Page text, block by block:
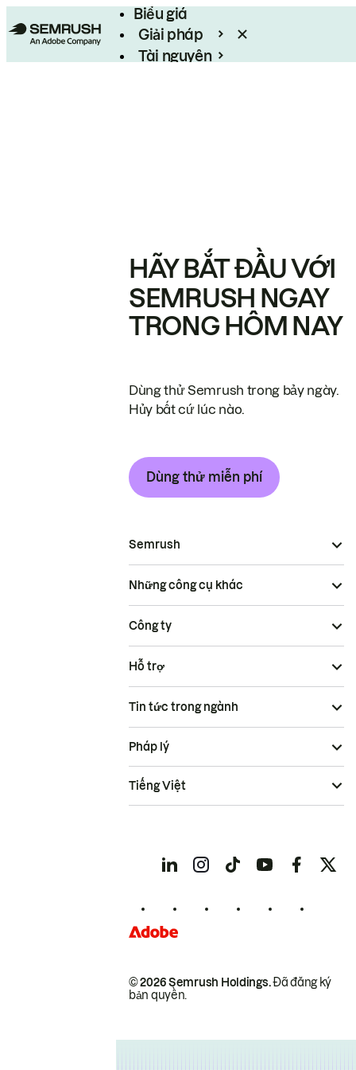
Biểu giá
Giải pháp
Tài nguyên
HÃY BẮT ĐẦU VỚI
SEMRUSH NGAY
TRONG HÔM NAY
Dùng thử Semrush trong bảy ngày.
Hủy bất cứ lúc nào.
Dùng thử miễn phí
Semrush
Những công cụ khác
Công ty
Hỗ trợ
Tin tức trong ngành
© 2026 Semrush Holdings.Đã đăng ký
bản quyền.
Pháp lý
Tiếng Việt